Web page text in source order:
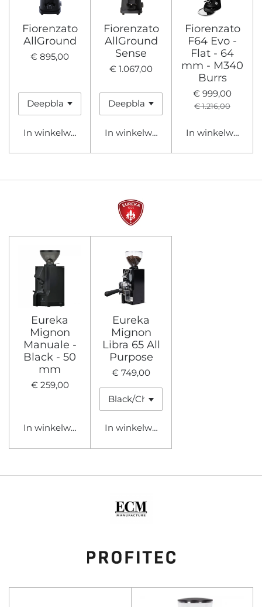
Fiorenzato
AllGround
€ 895,00
In winkelwagen
Fiorenzato
AllGround
Sense
€ 1.067,00
In winkelwagen
Fiorenzato
F64 Evo -
Flat - 64
mm - M340
Burrs
€ 999,00
€ 1.216,00
In winkelwagen
Eureka
Mignon
Manuale -
Black - 50
mm
€ 259,00
In winkelwagen
Eureka
Mignon
Libra 65 All
Purpose
€ 749,00
In winkelwagen